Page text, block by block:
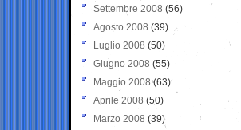
Settembre 2008 (56)
Agosto 2008 (39)
Luglio 2008 (50)
Giugno 2008 (55)
Maggio 2008(63)
Aprile 2008 (50)
Marzo 2008 (39)